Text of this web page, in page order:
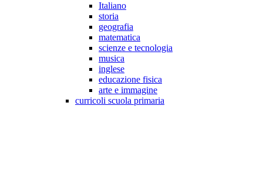
Italiano
storia
geografia
matematica
scienze e tecnologia
musica
inglese
educazione fisica
arte e immagine
curricoli scuola primaria